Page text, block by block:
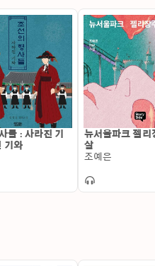
문을 열었고, 12년 만에 발
시 한 번 시간 여행 SF의 절
상 11회, 네뷸러상 7회, 로커
명예의 전당에 헌정되었다.
명인의 반열에 올랐다.코니
내에도 옥스퍼드 시간 여행
걸작선’ 『화재감시원』
완벽한 소통과 사랑을 다룬
었다고!』(2017), 『고양이
천문학과를 졸업했으며, 미
수상했다. 열린책들의 『경
), 『개는 말할 것도 없고』,
들 : 사라진 기
기와
뉴서울파크 젤리
살
조예은